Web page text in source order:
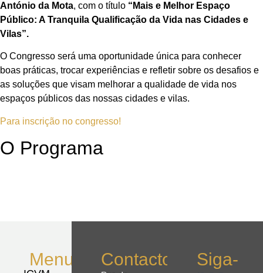
António da Mota, com o título “Mais e Melhor Espaço
Público: A Tranquila Qualificação da Vida nas Cidades e
Vilas”.
O Congresso será uma oportunidade única para conhecer
boas práticas, trocar experiências e refletir sobre os desafios e
as soluções que visam melhorar a qualidade de vida nos
espaços públicos das nossas cidades e vilas.
Para inscrição no congresso!
O Programa
Menu Contactos
Siga-